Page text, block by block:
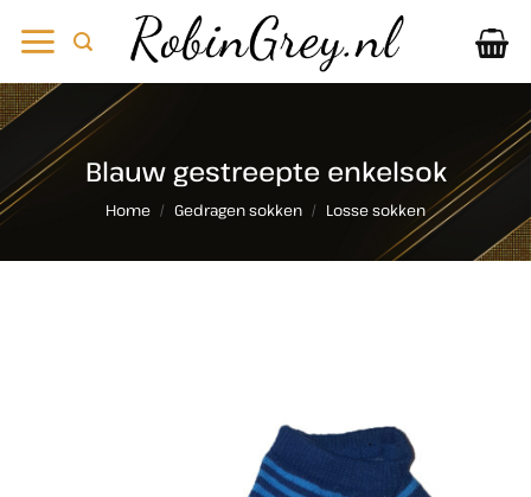
naar
Blauw gestreepte enkelsok
Home / Gedragen sokken / Losse sokken